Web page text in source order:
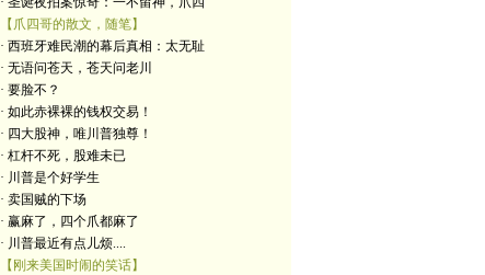
【爪四哥的散文，随笔】
· 西班牙难民潮的幕后真相：太无耻
· 无语问苍天，苍天问老川
· 要脸不？
· 如此赤裸裸的钱权交易！
· 四大股神，唯川普独尊！
· 杠杆不死，股难未已
· 川普是个好学生
· 卖国贼的下场
· 赢麻了，四个爪都麻了
· 川普最近有点儿烦....
【刚来美国时闹的笑话】